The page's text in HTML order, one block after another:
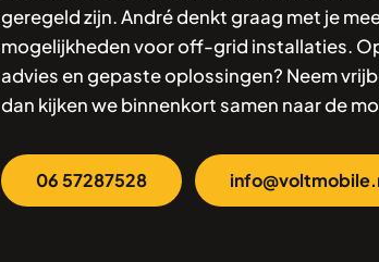
geregeld zijn. André denkt graag met je
mogelijkheden voor off-grid installaties.
advies en gepaste oplossingen? Neem
dan kijken we binnenkort samen naar de
06 57287528